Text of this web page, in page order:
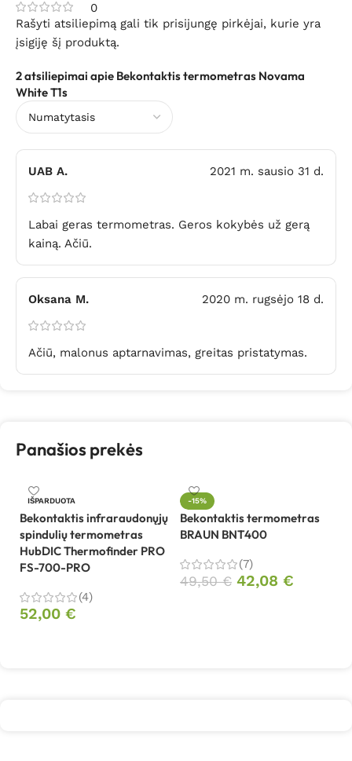
0
2 atsiliepimai apie Bekontaktis termometras Novama
White T1s
UAB A. 2021 m. sausio 31 d.
Labai geras termometras. Geros kokybės už gerą
kainą. Ačiū.
Oksana M. 2020 m. rugsėjo 18 d.
Ačiū, malonus aptarnavimas, greitas pristatymas.
Rašyti atsiliepimą gali tik prisijungę pirkėjai, kurie yra
įsigiję šį produktą.
Panašios prekės
IŠPARDUOTA
Bekontaktis infraraudonųjų
spindulių termometras
HubDIC Thermofinder PRO
FS-700-PRO
(4)
52,00 €
-15%
Bekontaktis termometras
BRAUN BNT400
(7)
49,50€ 42,08 €